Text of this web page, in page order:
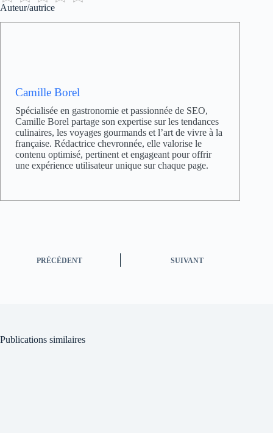
Auteur/autrice
Camille Borel
Spécialisée en gastronomie et passionnée de SEO,
Camille Borel partage son expertise sur les tendances
culinaires, les voyages gourmands et l’art de vivre à la
française. Rédactrice chevronnée, elle valorise le
contenu optimisé, pertinent et engageant pour offrir
une expérience utilisateur unique sur chaque page.
PRÉCÉDENT SUIVANT
Publications similaires